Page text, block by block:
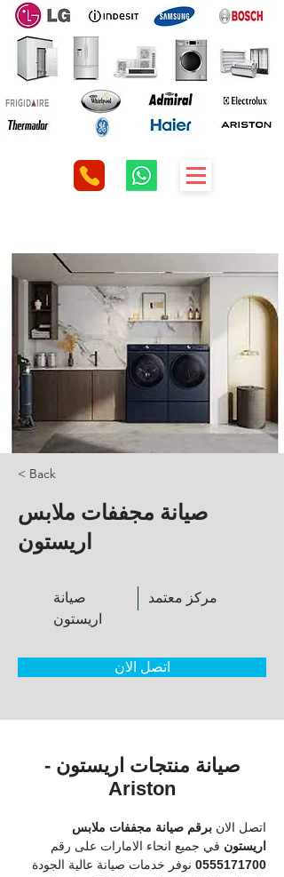
< Back
صيانة مجففات ملابس
اريستون
صيانة
اريستون
مركز معتمد
اتصل الان
صيانة منتجات اريستون -
Ariston
اتصل الان برقم صيانة مجففات ملابس
اريستون في جميع انحاء الامارات على رقم
0555171700 نوفر خدمات صيانة عالية الجودة